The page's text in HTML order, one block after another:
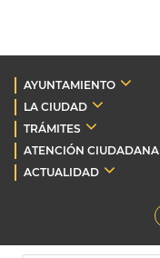
AYUNTAMIENTO
LA CIUDAD
TRÁMITES
ATENCIÓN CIUDADANA
ACTUALIDAD